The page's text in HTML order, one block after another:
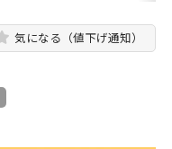
気になる（値下げ通知）